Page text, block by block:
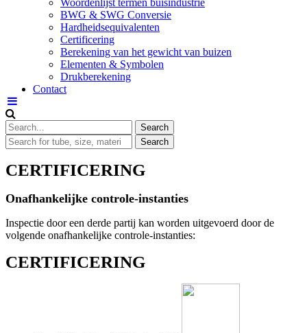
Woordenlijst termen buisindustrie
BWG & SWG Conversie
Hardheidsequivalenten
Certificering
Berekening van het gewicht van buizen
Elementen & Symbolen
Drukberekening
Contact
CERTIFICERING
Onafhankelijke controle-instanties
Inspectie door een derde partij kan worden uitgevoerd door de
volgende onafhankelijke controle-instanties:
CERTIFICERING